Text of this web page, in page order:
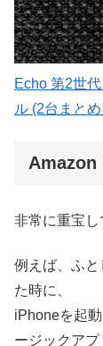
Echo 第2世
ル (2台まと
Amazon
非常に重宝し
例えば、ふ
た時に、
iPhoneを起
ージックアプ